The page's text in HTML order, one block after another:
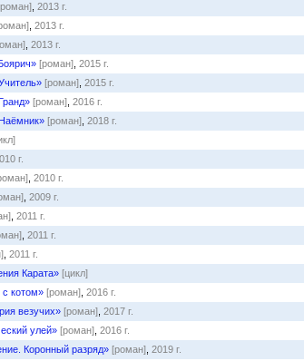
2013 г.
2013 г.
2013 г.
[роман] 2015 г.
[роман] 2015 г.
[роман] 2016 г.
[роман] 2018 г.
г.
2010 г.
2009 г.
2011 г.
2011 г.
2011 г.
Карата» [цикл]
с котом» [роман] 2016 г.
везучих» [роман] 2017 г.
улей» [роман] 2016 г.
Коронный разряд» [роман] 2019 г.